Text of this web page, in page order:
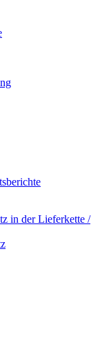
in der Lieferkette /